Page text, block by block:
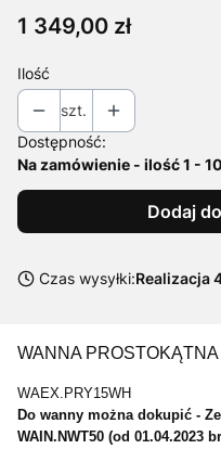
Cena
1 349,00 zł
Ilość
szt.
Dostępność:
Na zamówienie - ilość 1 - 10
Dodaj
Czas wysyłki:Realizacja
WANNA
WAEX.PRY15WH
Do wanny można dokupić -
WAIN.NWT50 (od 01.04.2023